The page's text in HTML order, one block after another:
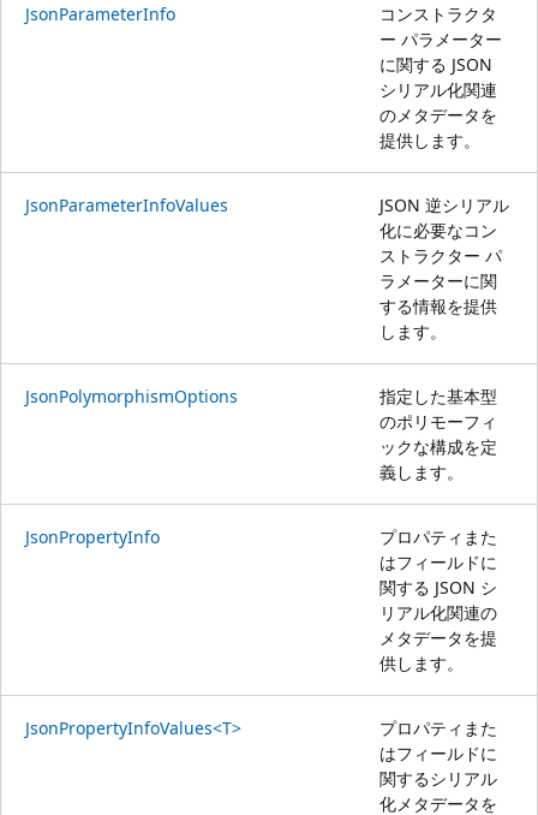
JsonParameterInfo
コンストラクタ
ー パラメーター
に関する JSON
シリアル化関連
のメタデータを
提供します。
JsonParameterInfoValues
JSON 逆シリアル
化に必要なコン
ストラクター パ
ラメーターに関
する情報を提供
します。
JsonPolymorphismOptions
指定した基本型
のポリモーフィ
ックな構成を定
義します。
JsonPropertyInfo
プロパティまた
はフィールドに
関する JSON シ
リアル化関連の
メタデータを提
供します。
JsonPropertyInfoValues<T>
プロパティまた
はフィールドに
関するシリアル
化メタデータを